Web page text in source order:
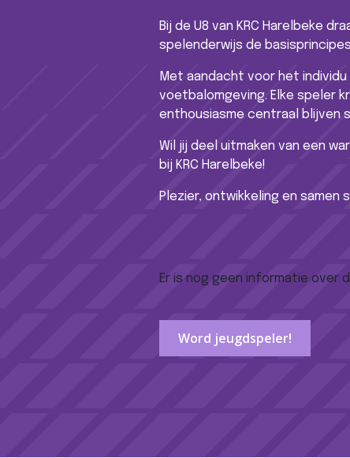
Bij de U8 van KRC Harelbeke
spelenderwijs de
Met aandacht voor het
voetbalomgeving. Elke speler
enthousiasme centraal blijven
Wil jij deel uitmaken van een
bij KRC Harelbeke!
Plezier, ontwikkeling en samen
Er is nog geen informatie over
Word jeugdspeler!